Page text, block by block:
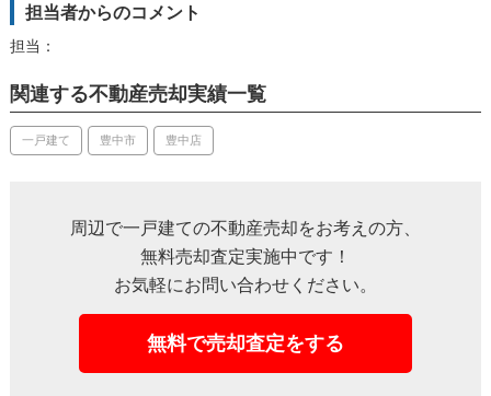
担当者からのコメント
担当：
関連する不動産売却実績一覧
一戸建て 豊中市 豊中店
周辺で一戸建ての不動産売却をお考えの方、
無料売却査定実施中です！
お気軽にお問い合わせください。
無料で売却査定をする